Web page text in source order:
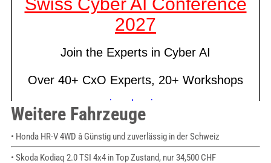
Weitere Fahrzeuge
• Honda HR-V 4WD â Günstig und zuverlässig in der Schweiz
• Skoda Kodiaq 2.0 TSI 4x4 in Top Zustand, nur 34,500 CHF